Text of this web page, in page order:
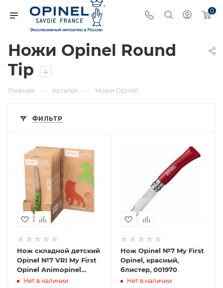
0
Ножи Opinel Round
Tip
4
Главная — Каталог — Ножи Opinel
ФИЛЬТР
Нож складной детский
Opinel №7 VRI My First
Opinel Animopinel
Horse (001702)
Нет в наличии
Нож Opinel №7 My First
Opinel, красный,
блистер, 001970
Нет в наличии